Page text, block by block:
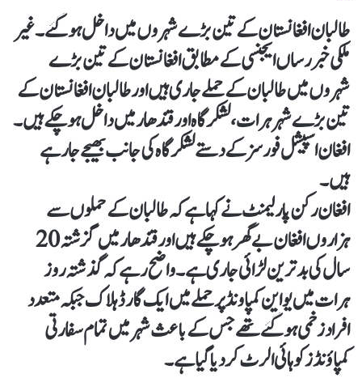
طالبان افغانستان کے تین بڑے شہروں میں داخل ہو گئے۔غیر
ملکی خبر رساں ایجنسی کے مطابق افغانستان کے تین بڑے
شہروں میں طالبان کے حملے جاری ہیں اور طالبان افغانستان کے
تین بڑے شہر ہرات، لشکر گاہ اور قندھار میں داخل ہو چکے ہیں۔
افغان اسپیشل فورسز کے دستے لشکر گاہ کی جانب بھیجے جا رہے
ہیں۔
افغان رکن پارلیمنٹ نے کہا ہے کہ طالبان کے حملوں سے
ہزاروں افغان بے گھر ہو چکے ہیں اور قندھار میں گزشتہ 20
سال کی بدترین لڑائی جاری ہے۔واضح رہے کہ گذشتہ روز
ہرات میں یواین کمپاونڈپرحملےمیں ایک گارڈ ہلاک جبکہ متعدد
افراد زخمی ہوگئےتھے جس کے باعث شہر میں تمام سفارتی
کمپاؤنڈز کو ہائی الرٹ کر دیا گیا ہے۔